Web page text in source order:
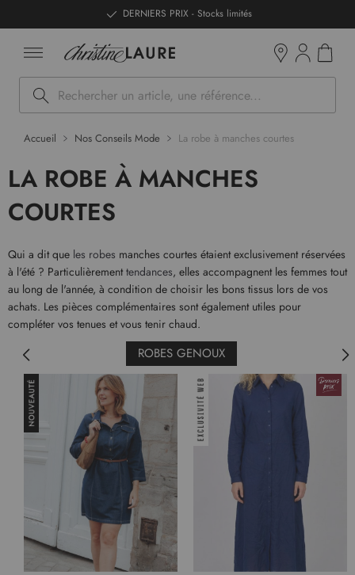
DERNIERS PRIX - Stocks limités
Rechercher
Accueil Nos Conseils Mode La robe à manches courtes
LA ROBE À MANCHES
COURTES
Qui a dit que les robes manches courtes étaient exclusivement réservées
à l'été ? Particulièrement tendances, elles accompagnent les femmes tout
au long de l'année, à condition de choisir les bons tissus lors de vos
achats. Les pièces complémentaires sont également utiles pour
compléter vos tenues et vous tenir chaud.
ROBES GENOUX